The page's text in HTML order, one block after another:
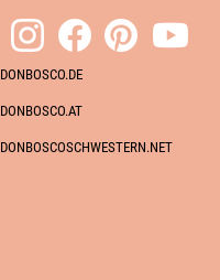
DONBOSCO.DE
DONBOSCO.AT
DONBOSCOSCHWESTERN.NET